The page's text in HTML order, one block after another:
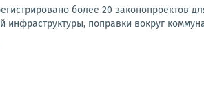
более 20 законопроектов
инфраструктуры, поправки вокруг